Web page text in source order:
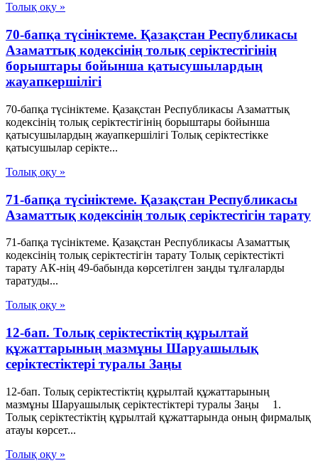
Толық оқу »
70-бапқа түсініктеме. Қазақстан Республикасы
Азаматтық кодексінің толық серіктестігінің
борыштары бойынша қатысушылардың
жауапкершілігі
70-бапқа түсініктеме. Қазақстан Республикасы Азаматтық
кодексінің толық серіктестігінің борыштары бойынша
қатысушылардың жауапкершілігі Толық серіктестікке
қатысушылар серікте...
Толық оқу »
71-бапқа түсініктеме. Қазақстан Республикасы
Азаматтық кодексінің толық серіктестігін тарату
71-бапқа түсініктеме. Қазақстан Республикасы Азаматтық
кодексінің толық серіктестігін тарату Толық серіктестікті
тарату АК-нің 49-бабында көрсетілген заңды тұлғаларды
таратуды...
Толық оқу »
12-бап. Толық серiктестiктiң құрылтай
құжаттарының мазмұны Шаруашылық
серіктестіктері туралы Заңы
12-бап. Толық серiктестiктiң құрылтай құжаттарының
мазмұны Шаруашылық серіктестіктері туралы Заңы 1.
Толық серiктестiктiң құрылтай құжаттарында оның фирмалық
атауы көрсет...
Толық оқу »